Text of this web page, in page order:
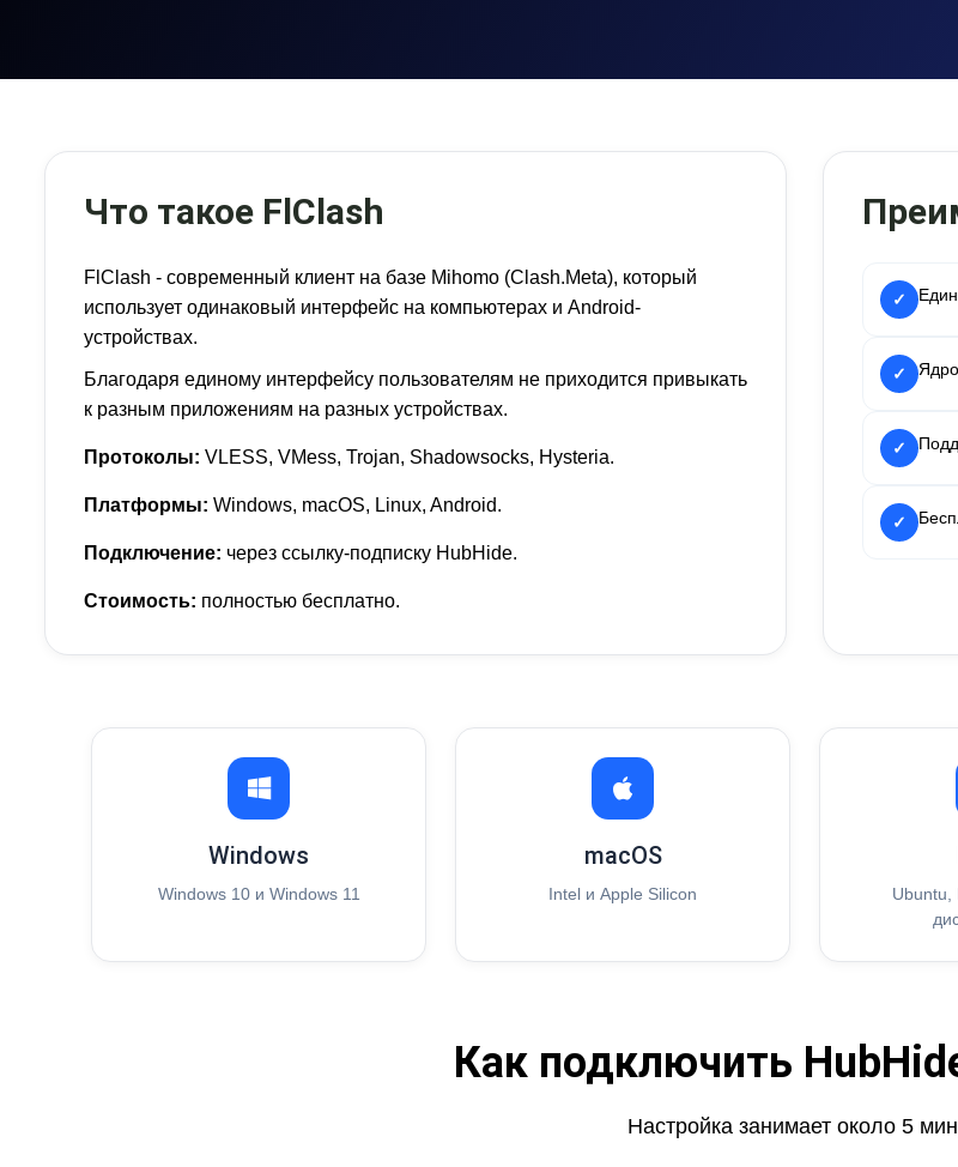
Что такое FlClash
FlClash - современный клиент на базе Mihomo (Clash.Meta), который
использует одинаковый интерфейс на компьютерах и Android-
устройствах.
Благодаря единому интерфейсу пользователям не приходится привыкать
к разным приложениям на разных устройствах.
Протоколы: VLESS, VMess, Trojan, Shadowsocks, Hysteria.
Платформы: Windows, macOS, Linux, Android.
Подключение: через ссылку-подписку HubHide.
Стоимость: полностью бесплатно.
✓
✓
✓
✓
Windows
Windows 10 и Windows 11
macOS
Intel и Apple Silicon
Ubuntu,
Как подключить
Настройка занимает около 5